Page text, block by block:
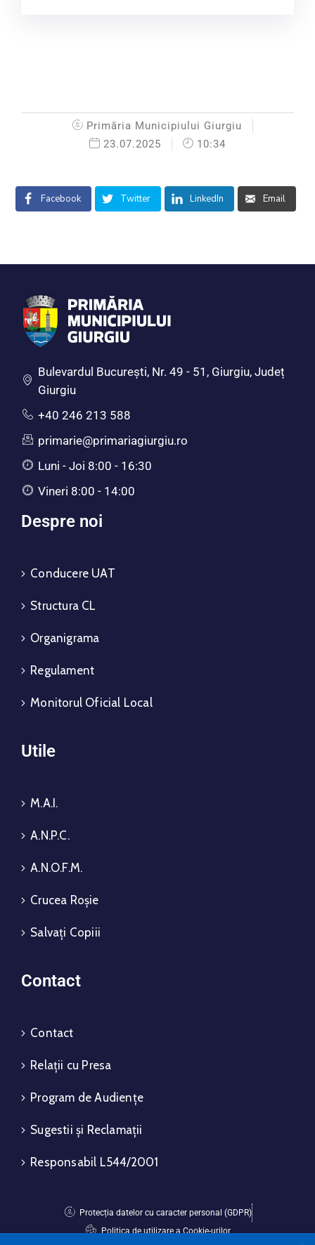
Primăria Municipiului Giurgiu
23.07.2025
10:34
Facebook Twitter LinkedIn Email
Bulevardul Bucureşti, Nr. 49 - 51, Giurgiu, Județ
Giurgiu
+40 246 213 588
primarie@primariagiurgiu.ro
Luni - Joi 8:00 - 16:30
Vineri 8:00 - 14:00
Despre noi
Conducere UAT
Structura CL
Organigrama
Regulament
Monitorul Oficial Local
Utile
M.A.I.
A.N.P.C.
A.N.O.F.M.
Crucea Roșie
Salvați Copiii
Contact
Contact
Relații cu Presa
Program de Audiențe
Sugestii și Reclamații
Responsabil L544/2001
Protecția datelor cu caracter personal (GDPR)
Politica de utilizare a Cookie-urilor